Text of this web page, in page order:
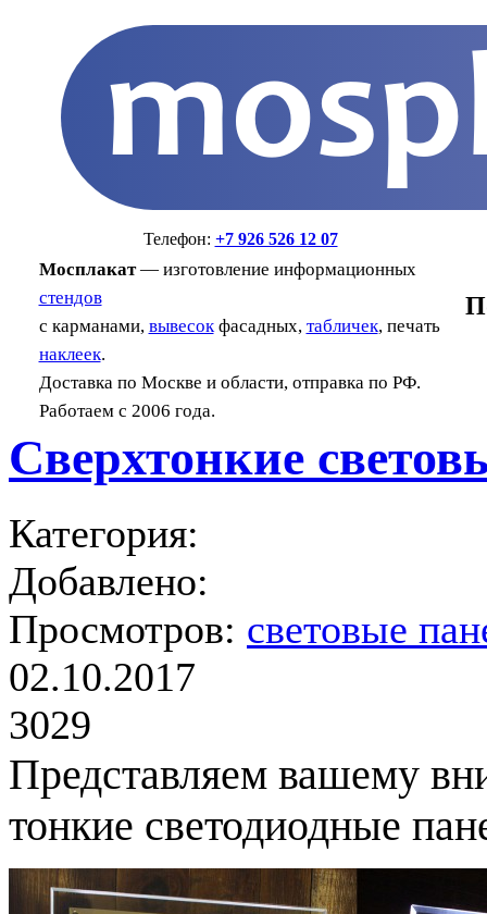
Телефон: +7 926 526 12 07
Мосплакат— изготовление информационных
стендов
с карманами, вывесокфасадных, табличек, печать
наклеек.
Доставка по Москве и области, отправка по РФ.
Работаем с 2006 года.
Сверхтонкие
Категория:
Добавлено:
Просмотров: световые
02.10.2017
3029
Представляем вашему
тонкие светодиодные